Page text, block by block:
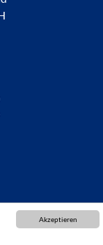
Akzeptieren